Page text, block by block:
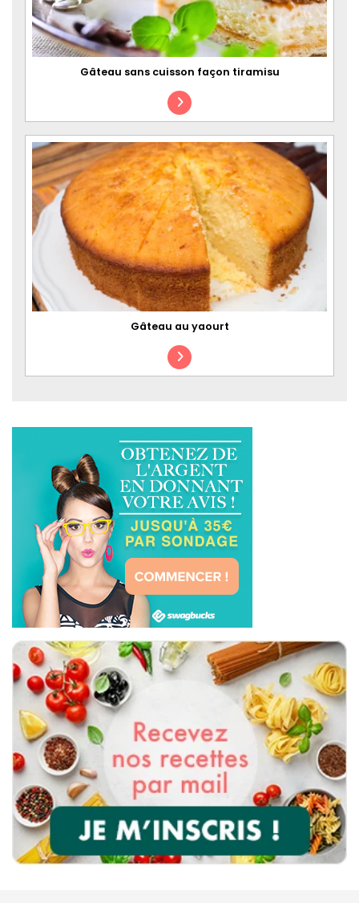
Gâteau sans cuisson façon tiramisu
Gâteau au yaourt